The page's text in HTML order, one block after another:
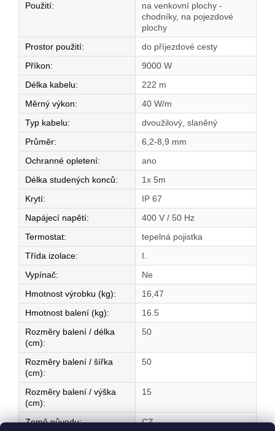
Použití:
na venkovní plochy -
chodníky, na pojezdové
plochy
Prostor použití:
do příjezdové cesty
Příkon:
9000 W
Délka kabelu:
222 m
Měrný výkon:
40 W/m
Typ kabelu:
dvoužilový, slaněný
Průměr:
6,2-8,9 mm
Ochranné opletení:
ano
Délka studených konců:
1x 5m
Krytí:
IP 67
Napájecí napětí:
400 V / 50 Hz
Termostat:
tepelná pojistka
Třída izolace:
I.
Vypínač:
Ne
Hmotnost výrobku (kg):
16,47
Hmotnost balení (kg):
16.5
Rozměry balení / délka
(cm):
50
Rozměry balení / šířka
(cm):
50
Rozměry balení / výška
(cm):
15
Země původu: CZ